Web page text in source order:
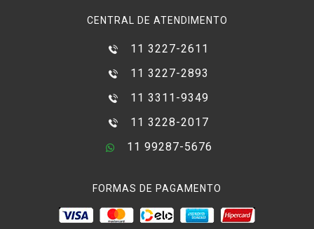
CENTRAL DE ATENDIMENTO
11 3227-2611
11 3227-2893
11 3311-9349
11 3228-2017
11 99287-5676
FORMAS DE PAGAMENTO